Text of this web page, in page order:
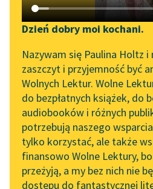
Katalog DAISY
Podkasty o książkach
Aktualności
Spotkanie z Katarzyną
Tunkiel w Oslo
Wolne Lektury na 32.
Pol’and’Rock Festivalu
„Kochanek Lady
Chatterley” do słuchania
na Wolnych Lekturach
Dzień dobry moi kochani.
Nazywam się Paulina Holtz
zaszczyt i przyjemność być
Wolnych Lektur. Wolne
do bezpłatnych książek, do
audiobooków i różnych
potrzebują naszego
tylko korzystać, ale także
finansowo Wolne Lektury,
przeżyją, a my bez nich nie
dostępu do fantastycznej
Sortuj:
wiersze Kazimiery